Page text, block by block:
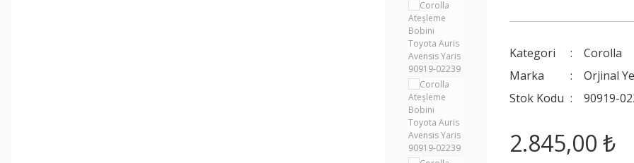
Kategori
Corolla
Marka
Orjinal
Stok Kodu
90919-
2.845,00 ₺